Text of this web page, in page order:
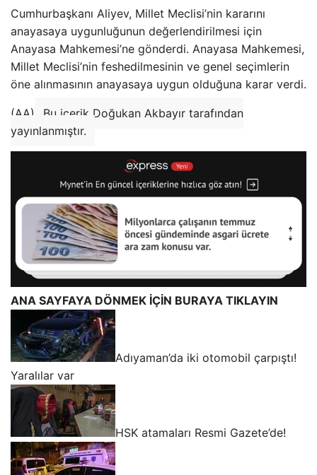
Cumhurbaşkanı Aliyev, Millet Meclisi’nin kararını
anayasaya uygunluğunun değerlendirilmesi için
Anayasa Mahkemesi’ne gönderdi. Anayasa Mahkemesi,
Millet Meclisi’nin feshedilmesinin ve genel seçimlerin
öne alınmasının anayasaya uygun olduğuna karar verdi.
(AA)
Bu içerik Doğukan Akbayır tarafından
yayınlanmıştır.
ANA SAYFAYA DÖNMEK İÇİN BURAYA TIKLAYIN
Adıyaman’da iki otomobil çarpıştı!
Yaralılar var
HSK atamaları Resmi Gazete’de!